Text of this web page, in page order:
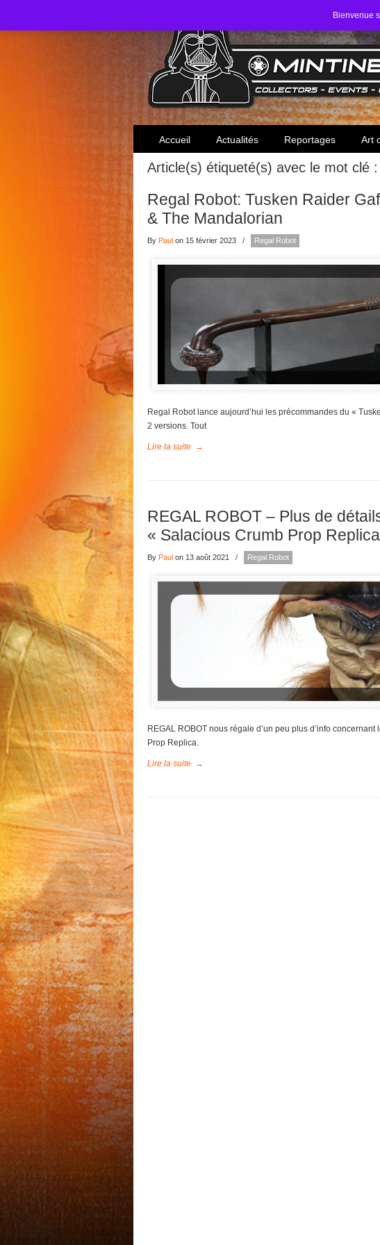
Bienvenue
Toute l'actualité des collectionneurs Star Wars
Accueil Actualités Reportages Art
Article(s) étiqueté(s) avec le mot clé :
Regal Robot: Tusken Raider
& The Mandalorian
By Paul on 15 février 2023 / Regal Robot
Regal Robot lance aujourd’hui les précommandes du «
2 versions. Tout
Lire la suite →
REGAL ROBOT – Plus de
« Salacious Crumb Prop
By Paul on 13 août 2021 / Regal Robot
REGAL ROBOT nous régale d’un peu plus d’info
Prop Replica.
Lire la suite →